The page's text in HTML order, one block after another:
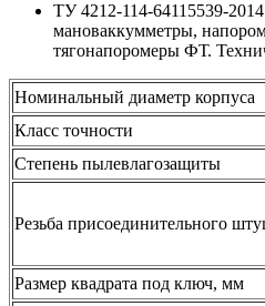
ТУ 4212-114-64115539-
мановаккумметры,
тягонапоромеры ФТ.
Номинальный диаметр корпуса
Класс точности
Степень пылевлагозащиты
Резьба присоединительного
Размер квадрата под ключ, мм